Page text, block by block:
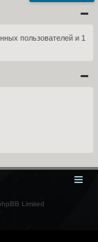
пользователей и 1
Limited